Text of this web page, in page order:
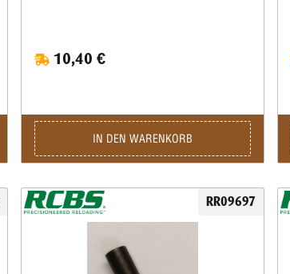
10,40 €
IN DEN WARENKORB
RR09697